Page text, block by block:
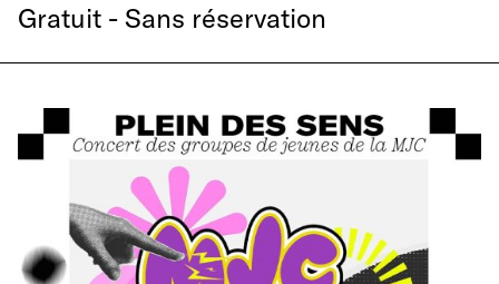
Gratuit - Sans réservation